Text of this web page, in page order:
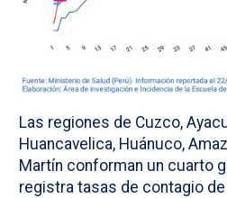
Las regiones de Cuzco,
Huancavelica, Huánuco,
Martín conforman un cuarto
registra tasas de contagio